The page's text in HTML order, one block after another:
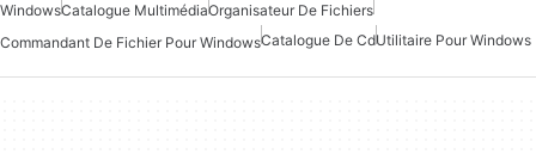
WindowsCatalogue MultimédiaOrganisateur De Fichiers
Commandant De Fichier Pour WindowsCatalogue De CdUtilitaire Pour Windows